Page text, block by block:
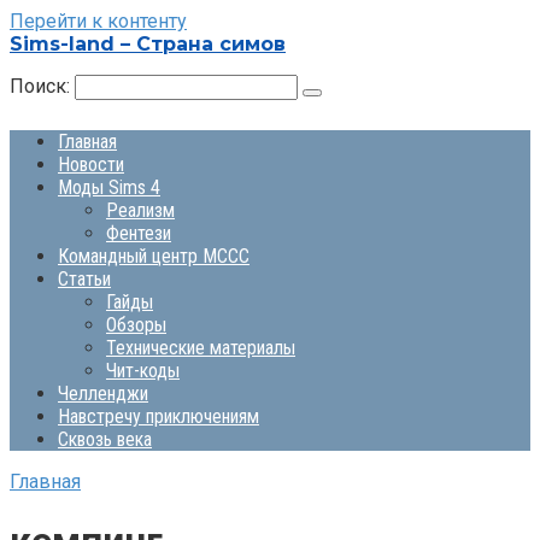
Перейти к контенту
Sims-land – Страна симов
Поиск:
Главная
Новости
Моды Sims 4
Реализм
Фентези
Командный центр MCCC
Статьи
Гайды
Обзоры
Технические материалы
Чит-коды
Челленджи
Навстречу приключениям
Сквозь века
Главная